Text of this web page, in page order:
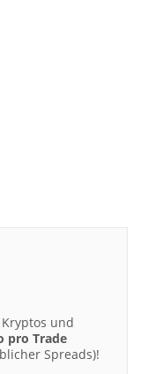
Kryptos und
pro Trade
Spreads)!